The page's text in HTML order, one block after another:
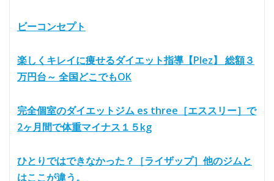
ビーコンセプト
楽しくキレイに痩せるダイエット指導【Plez】 総額３
万円台～ 全国どこでもOK
完全個室のダイエットジム es three［エススリー］で
2ヶ月間で体重マイナス１５kg
ひとりではできなかった？［ライザップ］他のジムと
はここが違う。